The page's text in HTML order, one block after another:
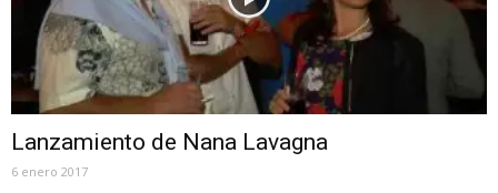
Lanzamiento de Nana Lavagna
6 enero 2017